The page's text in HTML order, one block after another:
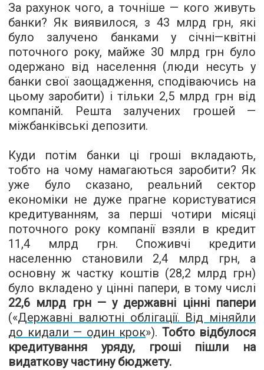
За рахунок чого, а точніше — кого живуть
банки? Як виявилося, з 43 млрд грн, які
було залучено банками у січні—квітні
поточного року, майже 30 млрд грн було
одержано від населення (люди несуть у
банки свої заощадження, сподіваючись на
цьому заробити) і тільки 2,5 млрд грн від
компаній. Решта залучених грошей —
міжбанківські депозити.
Куди потім банки ці гроші вкладають,
тобто на чому намагаються заробити? Як
уже було сказано, реальний сектор
економіки не дуже прагне користуватися
кредитуванням, за перші чотири місяці
поточного року компанії взяли в кредит
11,4 млрд грн. Споживчі кредити
населенню становили 2,4 млрд грн, а
основну ж частку коштів (28,2 млрд грн)
було вкладено у цінні папери, в тому числі
22,6 млрд грн — у державні цінні папери
(«Державні валютні облігації. Від міняйли
до кидали — один крок»). Тобто відбулося
кредитування уряду, гроші пішли на
видаткову частину бюджету.